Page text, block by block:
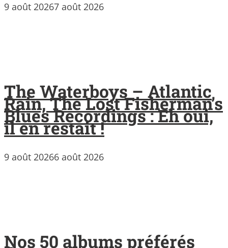
9 août 20267 août 2026
The Waterboys – Atlantic
Rain, The Lost Fisherman’s
Blues Recordings : Eh oui,
il en restait !
9 août 20266 août 2026
Nos 50 albums préférés